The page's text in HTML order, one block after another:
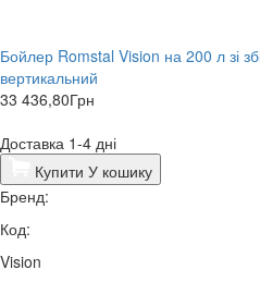
Бойлер Romstal Vision на 200 л зі
вертикальний
33 436,80Грн
Доставка 1-4 дні
Купити У кошику
Бренд:
Код:
Vision